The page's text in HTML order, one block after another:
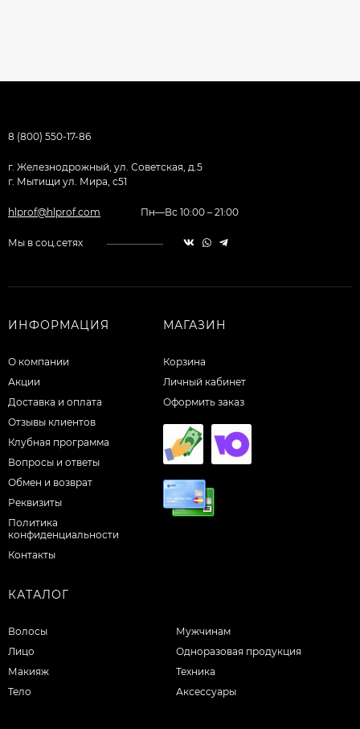
8 (800) 550-17-86
г. Железнодрожный, ул. Советская, д.5
г. Мытищи ул. Мира, с51
hlprof@hlprof.com Пн—Вс 10:00 – 21:00
Мы в соц.сетях
ИНФОРМАЦИЯ
О компании
Акции
Доставка и оплата
Отзывы клиентов
Клубная программа
Вопросы и ответы
Обмен и возврат
Реквизиты
Политика
конфиденциальности
Контакты
МАГАЗИН
Корзина
Личный кабинет
Оформить заказ
КАТАЛОГ
Волосы
Лицо
Макияж
Тело
Мужчинам
Одноразовая продукция
Техника
Аксессуары